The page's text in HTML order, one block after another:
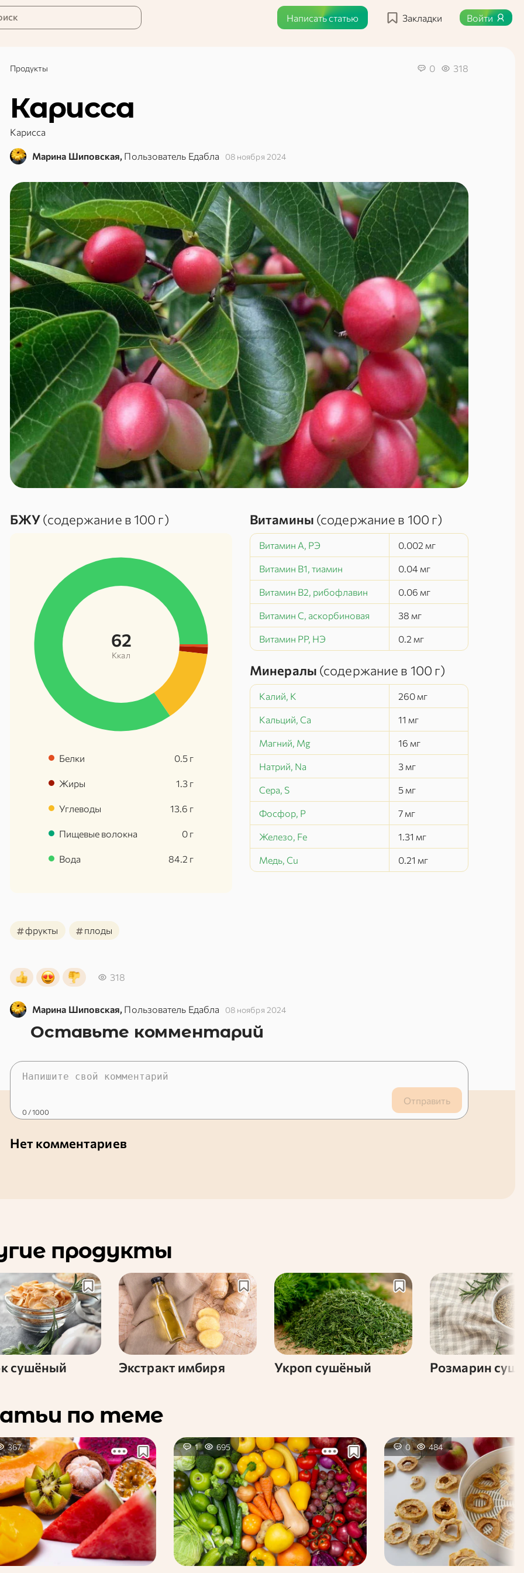
Написать статью Закладки Войти
Продукты 0 318
Карисса
Карисса
Марина Шиповская, Пользователь Едабла 08 ноября 2024
БЖУ(содержание в 100 г)
62
Ккал
Белки 0.5 г
Жиры 1.3 г
Углеводы 13.6 г
Пищевые волокна 0 г
Вода 84.2 г
Витамины (содержание в 100 г)
Витамин А, РЭ 0.002 мг
Витамин В1, тиамин 0.04 мг
Витамин В2, рибофлавин 0.06 мг
Витамин C, аскорбиновая 38 мг
Витамин РР, НЭ 0.2 мг
Минералы (содержание в 100 г)
Калий, K 260 мг
Кальций, Ca 11 мг
Магний, Mg 16 мг
Натрий, Na 3 мг
Сера, S 5 мг
Фосфор, P 7 мг
Железо, Fe 1.31 мг
Медь, Cu 0.21 мг
#фрукты #плоды
318
Марина Шиповская, Пользователь Едабла 08 ноября 2024
Оставьте комментарий
Отправить
0 / 1000
Нет комментариев
продукты
сушёный Экстракт имбиря Укроп сушёный Розмарин
по теме
367 1 695 0 484